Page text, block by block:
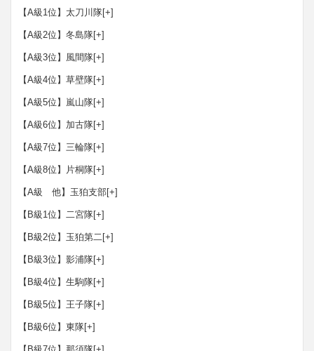
【A級1位】太刀川隊[+]
【A級2位】冬島隊[+]
【A級3位】風間隊[+]
【A級4位】草壁隊[+]
【A級5位】嵐山隊[+]
【A級6位】加古隊[+]
【A級7位】三輪隊[+]
【A級8位】片桐隊[+]
【A級 他】玉狛支部[+]
【B級1位】二宮隊[+]
【B級2位】玉狛第二[+]
【B級3位】影浦隊[+]
【B級4位】生駒隊[+]
【B級5位】王子隊[+]
【B級6位】東隊[+]